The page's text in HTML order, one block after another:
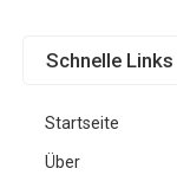
Schnelle Links
Startseite
Über